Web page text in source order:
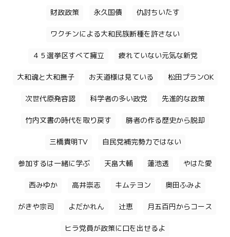
財政政策 永久国債 仇討ちいたす
ワクチンによる大和民族断種を許さない
４５選挙区すべて擁立 疲れていない元気な新党
大和魂と大和撫子 お天道様は見ている 松田プランOK
次世代原発容認 科学者の多い政党 先進的な政策
竹内文書の時代を取り戻す 勝者の作る歴史から脱却
三橋貴明TV 自民党補完勢力ではない
参加するは一緒に学ぶ 天畠大輔 蓮池透 やはた愛
西みゆか 高井崇志 キムテヨン 奥田ふみよ
がきや宗司 よだかれん 辻恵 月五百円からコース
ヒラ党員が政策に口を出せるよ